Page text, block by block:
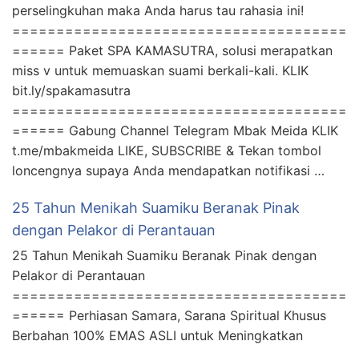
perselingkuhan maka Anda harus tau rahasia ini!
======================================
====== Paket SPA KAMASUTRA, solusi merapatkan
miss v untuk memuaskan suami berkali-kali. KLIK
bit.ly/spakamasutra
======================================
====== Gabung Channel Telegram Mbak Meida KLIK
t.me/mbakmeida LIKE, SUBSCRIBE & Tekan tombol
loncengnya supaya Anda mendapatkan notifikasi …
25 Tahun Menikah Suamiku Beranak Pinak
dengan Pelakor di Perantauan
25 Tahun Menikah Suamiku Beranak Pinak dengan
Pelakor di Perantauan
======================================
====== Perhiasan Samara, Sarana Spiritual Khusus
Berbahan 100% EMAS ASLI untuk Meningkatkan